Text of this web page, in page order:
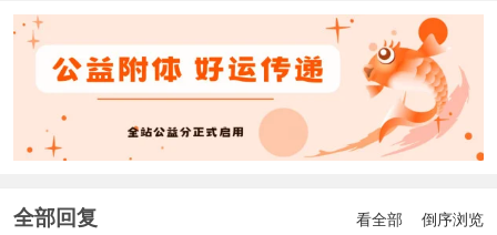
全部回复 看全部 倒序浏览